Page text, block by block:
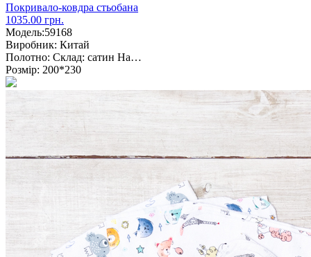
Покривало-ковдра стьобана
1035.00 грн.
Модель:59168
Виробник: Китай
Полотно: Склад: сатин На…
Розмір: 200*230